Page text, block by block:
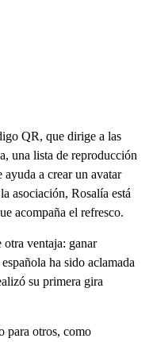
QR, que dirige a las
una lista de reproducción
a crear un avatar
asociación, Rosalía está
acompaña el refresco.
ventaja: ganar
ha sido aclamada
su primera gira
para otros, como